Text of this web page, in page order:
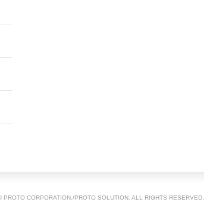
PROTO CORPORATION./PROTO SOLUTION. ALL RIGHTS RESERVED.